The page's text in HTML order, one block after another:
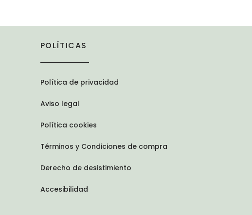
POLÍTICAS
Política de privacidad
Aviso legal
Política cookies
Términos y Condiciones de compra
Derecho de desistimiento
Accesibilidad